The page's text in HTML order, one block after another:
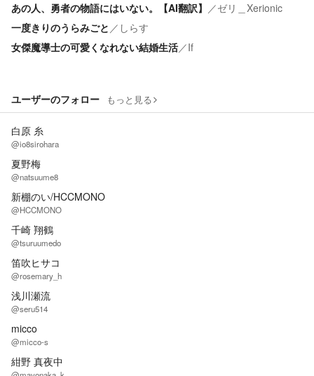
あの人、勇者の物語にはいない。【AI翻訳】 ／ゼリ＿Xerionic
一度きりのうらみごと ／ しらす
女傑魔導士の可愛くなれない結婚生活／If
ユーザーのフォロー もっと見る
白原 糸
@io8sirohara
夏野梅
@natsuume8
新棚のい/HCCMONO
@HCCMONO
千崎 翔鶴
@tsuruumedo
笛吹ヒサコ
@rosemary_h
浅川瀬流
@seru514
micco
@micco-s
紺野 真夜中